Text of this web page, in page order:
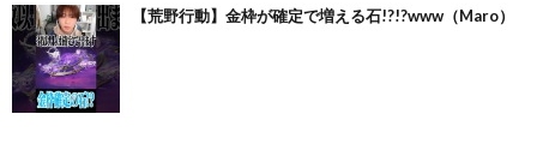
【荒野行動】金枠が確定で増える石!?!?www（Maro）